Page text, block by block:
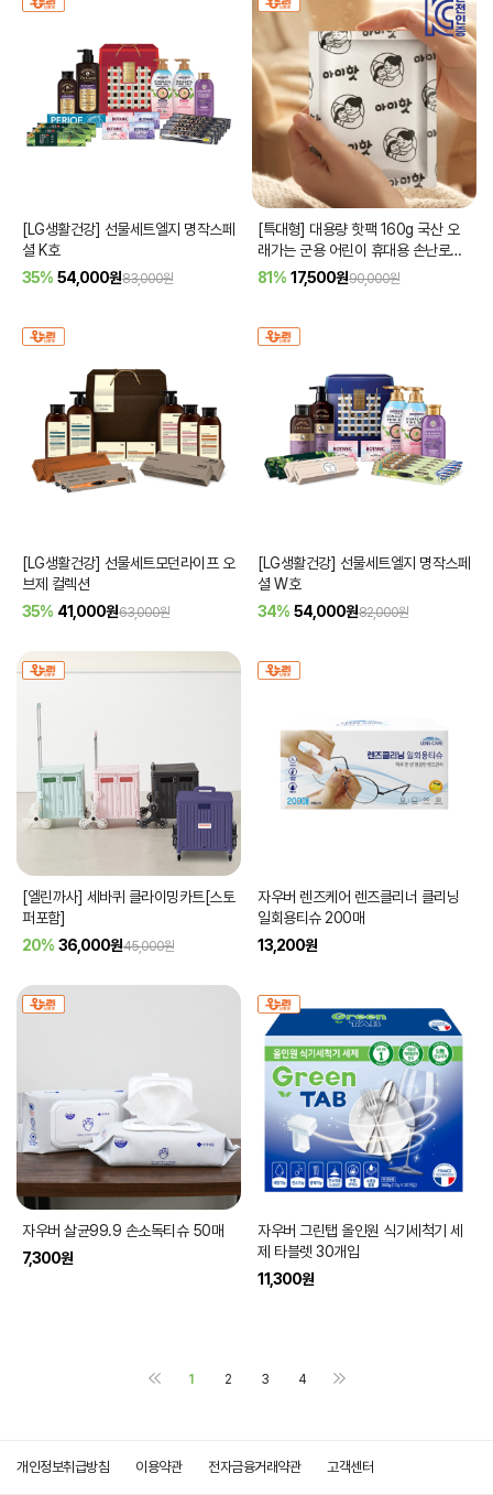
[LG생활건강] 선물세트엘지 명작스페
셜 K호
35% 54,000원83,000원
[특대형] 대용량 핫팩 160g 국산 오
래가는 군용 어린이 휴대용 손난로
50개 90개
81% 17,500원90,000원
[LG생활건강] 선물세트모던라이프 오
브제 컬렉션
35% 41,000원63,000원
[LG생활건강] 선물세트엘지 명작스페
셜 W호
34% 54,000원82,000원
[엘린까사] 세바퀴 클라이밍카트[스토
퍼포함]
20% 36,000원45,000원
자우버 렌즈케어 렌즈클리너 클리닝
일회용티슈 200매
13,200원
자우버 살균99.9 손소독티슈 50매
7,300원
자우버 그린탭 올인원 식기세척기 세
제 타블렛 30개입
11,300원
1 2 3 4
개인정보취급방침 이용약관 전자금융거래약관 고객센터